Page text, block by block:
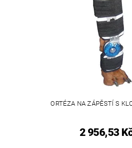
ORTÉZA NA ZÁPĚSTÍ S
2 956,53